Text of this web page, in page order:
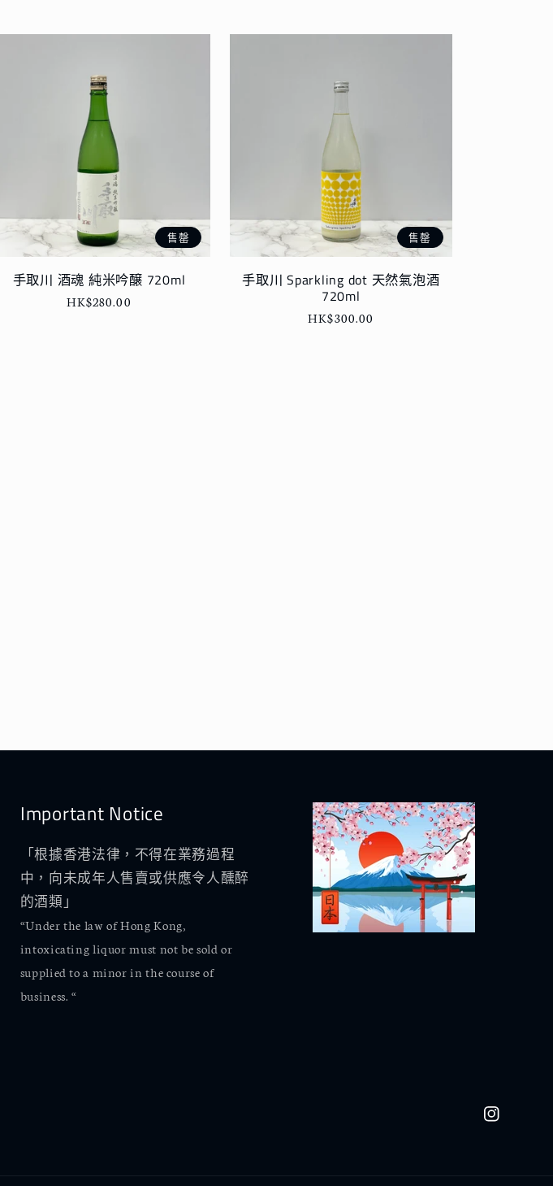
售罄
手取川 酒魂 純米吟醸 720ml
定
HK$280.00
售罄
手取川 Sparkling dot 天然氣泡酒
720ml
定
HK$300.00
Important Notice
「根據香港法律，不得在業務過程
中，向未成年人售賣或供應令人醺醉
的酒類」
“Under the law of Hong Kong,
intoxicating liquor must not be sold or
supplied to a minor in the course of
business. “
Instagram